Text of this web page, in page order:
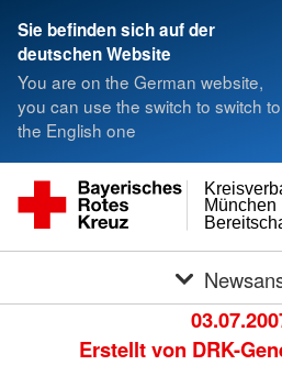
Sie befinden sich auf der
deutschen Website
You are on the German website,
you can use the switch to switch to
the English one
München
Erstellt von DRK-